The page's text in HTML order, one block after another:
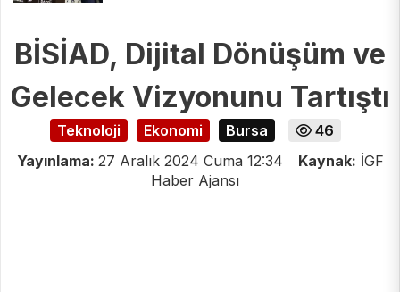
BİSİAD, Dijital Dönüşüm ve
Gelecek Vizyonunu Tartıştı
Teknoloji Ekonomi Bursa
46
Yayınlama: 27 Aralık 2024 Cuma 12:34 Kaynak: İGF
Haber Ajansı